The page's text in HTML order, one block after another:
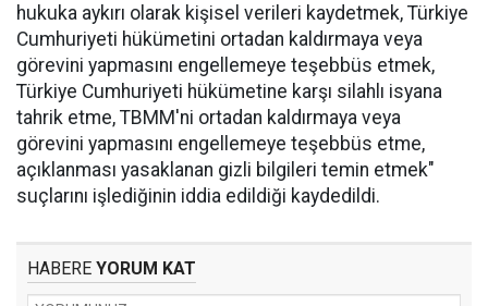
hukuka aykırı olarak kişisel verileri kaydetmek, Türkiye
Cumhuriyeti hükümetini ortadan kaldırmaya veya
görevini yapmasını engellemeye teşebbüs etmek,
Türkiye Cumhuriyeti hükümetine karşı silahlı isyana
tahrik etme, TBMM'ni ortadan kaldırmaya veya
görevini yapmasını engellemeye teşebbüs etme,
açıklanması yasaklanan gizli bilgileri temin etmek"
suçlarını işlediğinin iddia edildiği kaydedildi.
HABERE YORUM KAT